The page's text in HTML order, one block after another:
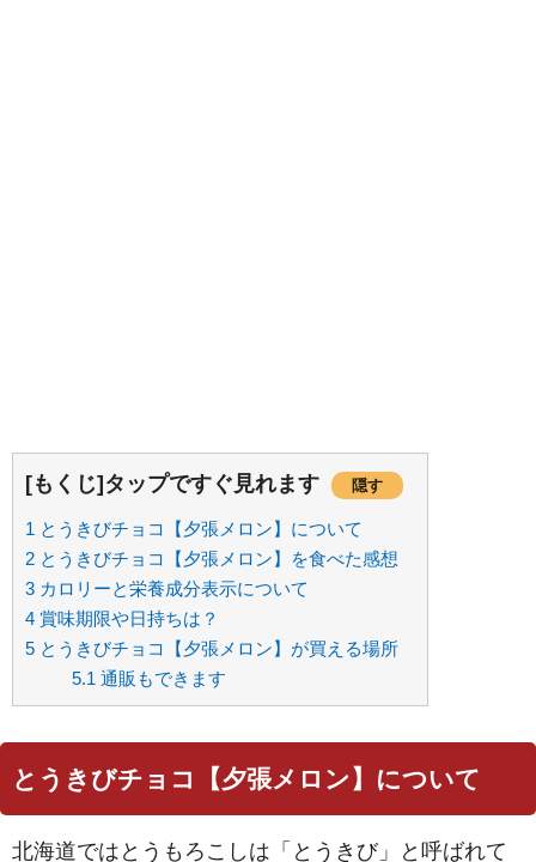
[もくじ]タップですぐ見れます 隠す
1 とうきびチョコ【夕張メロン】について
2 とうきびチョコ【夕張メロン】を食べた感想
3 カロリーと栄養成分表示について
4 賞味期限や日持ちは？
5 とうきびチョコ【夕張メロン】が買える場所
5.1 通販もできます
とうきびチョコ【夕張メロン】について
北海道ではとうもろこしは「とうきび」と呼ばれて